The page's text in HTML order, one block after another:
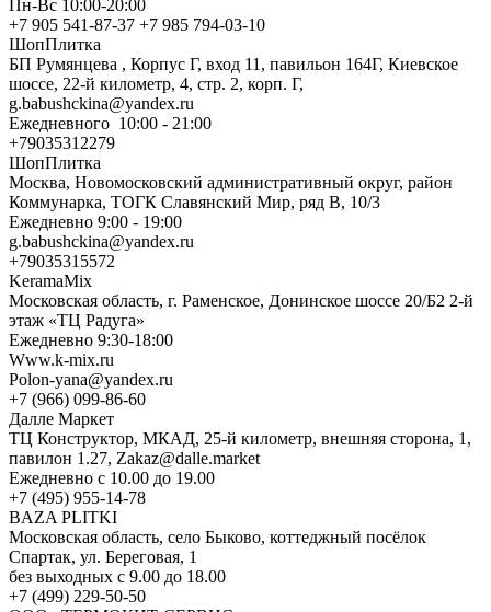
Пн-Вс 10:00-20:00
+7 905 541-87-37 +7 985 794-03-10
ШопПлитка
БП Румянцева , Корпус Г, вход 11, павильон 164Г, Киевское
шоссе, 22-й километр, 4, стр. 2, корп. Г,
g.babushckina@yandex.ru
Ежедневного 10:00 - 21:00
+79035312279
ШопПлитка
Москва, Новомосковский административный округ, район
Коммунарка, ТОГК Славянский Мир, ряд В, 10/3
Ежедневно 9:00 - 19:00
g.babushckina@yandex.ru
+79035315572
KeramaMix
Московская область, г. Раменское, Донинское шоссе 20/Б2 2-й
этаж «ТЦ Радуга»
Ежедневно 9:30-18:00
Www.k-mix.ru
Polon-yana@yandex.ru
+7 (966) 099-86-60
Далле Маркет
ТЦ Конструктор, МКАД, 25-й километр, внешняя сторона, 1,
павилон 1.27, Zakaz@dalle.market
Ежедневно с 10.00 до 19.00
+7 (495) 955-14-78
BAZA PLITKI
Московская область, село Быково, коттеджный посёлок
Спартак, ул. Береговая, 1
без выходных с 9.00 до 18.00
+7 (499) 229-50-50